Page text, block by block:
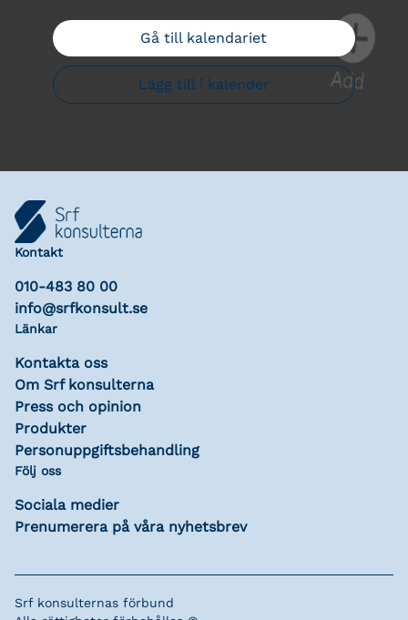
Gå till kalendariet
Lägg till i kalender
Kontakt
010-483 80 00
info@srfkonsult.se
Länkar
Kontakta oss
Om Srf konsulterna
Press och opinion
Produkter
Personuppgiftsbehandling
Följ oss
Sociala medier
Prenumerera på våra nyhetsbrev
Srf konsulternas förbund